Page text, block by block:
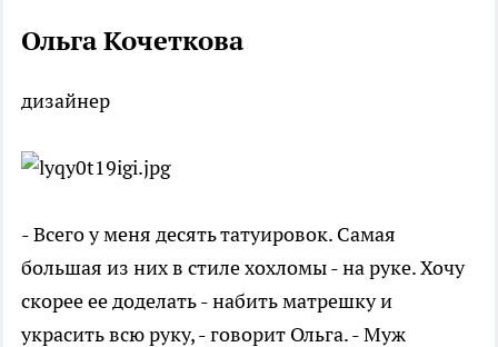
Ольга Кочеткова
дизайнер
- Всего у меня десять татуировок. Самая
большая из них в стиле хохломы - на руке. Хочу
скорее ее доделать - набить матрешку и
украсить всю руку, - говорит Ольга. - Муж